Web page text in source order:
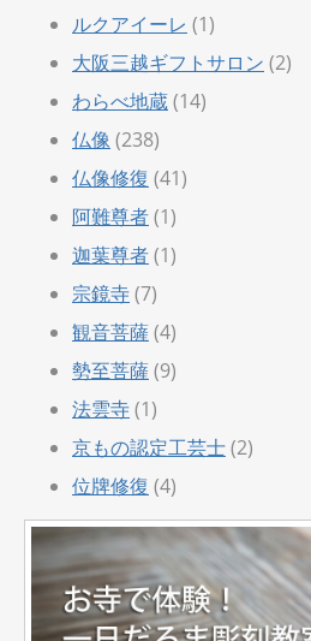
ルクアイーレ (1)
大阪三越ギフトサロン (2)
わらべ地蔵(14)
仏像 (238)
仏像修復 (41)
阿難尊者(1)
迦葉尊者(1)
宗鏡寺(7)
観音菩薩(4)
勢至菩薩(9)
法雲寺(1)
京もの認定工芸士(2)
位牌修復 (4)